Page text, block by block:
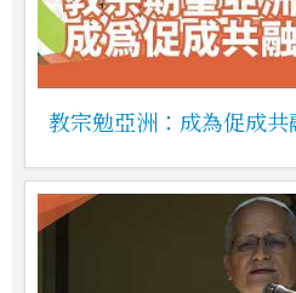
教宗勉亞洲：成為促成